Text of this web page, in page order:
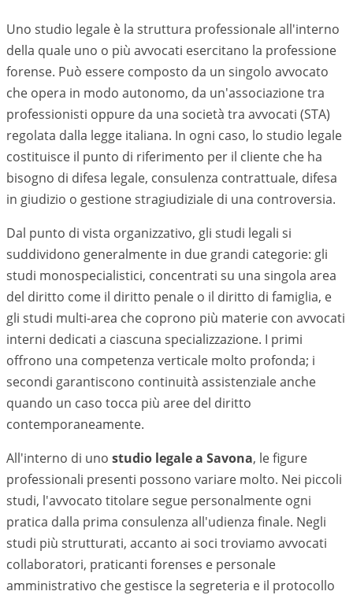
Uno studio legale è la struttura professionale all'interno
della quale uno o più avvocati esercitano la professione
forense. Può essere composto da un singolo avvocato
che opera in modo autonomo, da un'associazione tra
professionisti oppure da una società tra avvocati (STA)
regolata dalla legge italiana. In ogni caso, lo studio legale
costituisce il punto di riferimento per il cliente che ha
bisogno di difesa legale, consulenza contrattuale, difesa
in giudizio o gestione stragiudiziale di una controversia.
Dal punto di vista organizzativo, gli studi legali si
suddividono generalmente in due grandi categorie: gli
studi monospecialistici, concentrati su una singola area
del diritto come il diritto penale o il diritto di famiglia, e
gli studi multi-area che coprono più materie con avvocati
interni dedicati a ciascuna specializzazione. I primi
offrono una competenza verticale molto profonda; i
secondi garantiscono continuità assistenziale anche
quando un caso tocca più aree del diritto
contemporaneamente.
All'interno di uno studio legale a Savona, le figure
professionali presenti possono variare molto. Nei piccoli
studi, l'avvocato titolare segue personalmente ogni
pratica dalla prima consulenza all'udienza finale. Negli
studi più strutturati, accanto ai soci troviamo avvocati
collaboratori, praticanti forenses e personale
amministrativo che gestisce la segreteria e il protocollo